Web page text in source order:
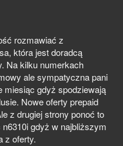
rozmawiać z
która jest doradcą
Na kilku numerkach
ale sympatyczna pani
miesiąc gdyż spodziewają
Nowe oferty prepaid
z drugiej strony ponoć to
gdyż w najbliższym
z oferty.